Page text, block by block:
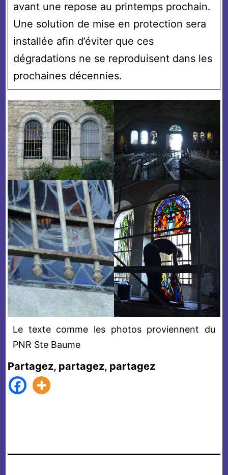
avant une repose au printemps prochain.
Une solution de mise en protection sera
installée afin d’éviter que ces
dégradations ne se reproduisent dans les
prochaines décennies.
Le texte comme les photos proviennent du
PNR Ste Baume
Partagez, partagez, partagez